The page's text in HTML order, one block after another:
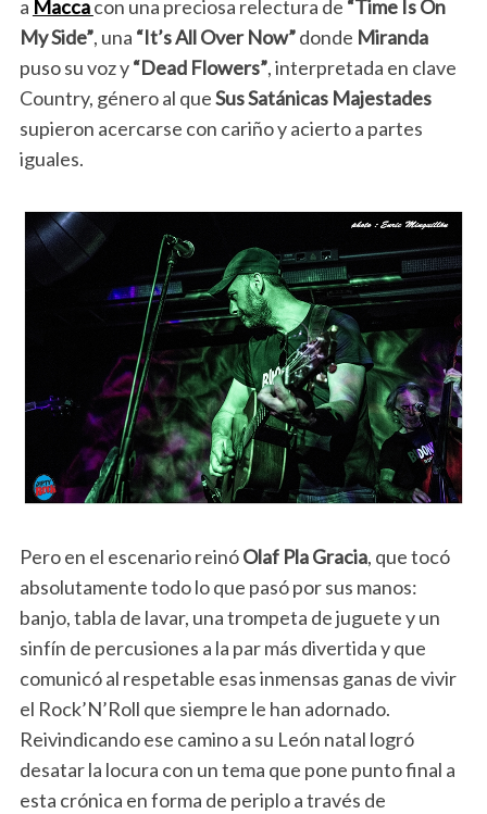
a Maccacon una preciosa relectura de “Time Is On
My Side”, una “It’s All Over Now”donde Miranda
puso su voz y“Dead Flowers”, interpretada en clave
Country, género al queSus Satánicas Majestades
supieron acercarse con cariño y acierto a partes
iguales.
Pero en el escenario reinóOlaf Pla Gracia, que tocó
absolutamente todo lo que pasó por sus manos:
banjo, tabla de lavar, una trompeta de juguete y un
sinfín de percusiones a la par más divertida y que
comunicó al respetable esas inmensas ganas de vivir
el Rock’N’Roll que siempre le han adornado.
Reivindicando ese camino a su León natal logró
desatar la locura con un tema que pone punto final a
esta crónica en forma de periplo a través de